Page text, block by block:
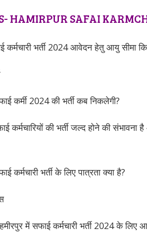
HAMIRPUR SAFAI
कर्मचारी भर्ती 2024 आवेदन हेतु आयु सीमा
कर्मी 2024 की भर्ती कब निकलेगी?
कर्मचारियों की भर्ती जल्द होने की
कर्मचारी भर्ती के लिए पात्रता क्या है?
में सफाई कर्मचारी भर्ती 2024 के